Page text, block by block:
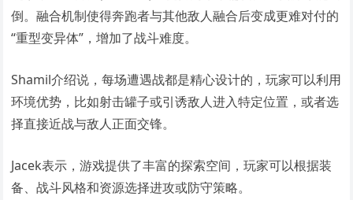
倒。融合机制使得奔跑者与其他敌人融合后变成更难对付的
“重型变异体”，增加了战斗难度。
Shamil介绍说，每场遭遇战都是精心设计的，玩家可以利用
环境优势，比如射击罐子或引诱敌人进入特定位置，或者选
择直接近战与敌人正面交锋。
Jacek表示，游戏提供了丰富的探索空间，玩家可以根据装
备、战斗风格和资源选择进攻或防守策略。